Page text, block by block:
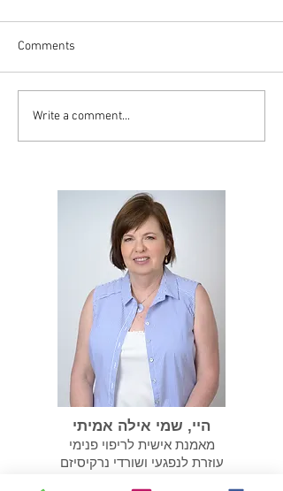
במידה ועברנו התעללות
נרקיסיסטית אנחנו צריכים
Comments
Write a comment...
היי, שמי אילה אמיתי
מאמנת אישית לריפוי פנימי
עוזרת לנפגעי ושורדי נרקיסיזם